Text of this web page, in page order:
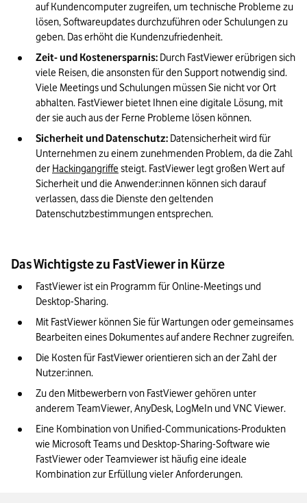
auf Kundencomputer zugreifen, um technische Probleme zu
lösen, Softwareupdates durchzuführen oder Schulungen zu
geben. Das erhöht die Kundenzufriedenheit.
Zeit- und Kostenersparnis: Durch FastViewer erübrigen sich
viele Reisen, die ansonsten für den Support notwendig sind.
Viele Meetings und Schulungen müssen Sie nicht vor Ort
abhalten. FastViewer bietet Ihnen eine digitale Lösung, mit
der sie auch aus der Ferne Probleme lösen können.
Sicherheit und Datenschutz: Datensicherheit wird für
Unternehmen zu einem zunehmenden Problem, da die Zahl
der Hackingangriffe steigt. FastViewer legt großen Wert auf
Sicherheit und die Anwender:innen können sich darauf
verlassen, dass die Dienste den geltenden
Datenschutzbestimmungen entsprechen.
Das Wichtigste zu FastViewer in Kürze
FastViewer ist ein Programm für Online-Meetings und
Desktop-Sharing.
Mit FastViewer können Sie für Wartungen oder gemeinsames
Bearbeiten eines Dokumentes auf andere Rechner zugreifen.
Die Kosten für FastViewer orientieren sich an der Zahl der
Nutzer:innen.
Zu den Mitbewerbern von FastViewer gehören unter
anderem TeamViewer, AnyDesk, LogMeIn und VNC Viewer.
Eine Kombination von Unified-Communications-Produkten
wie Microsoft Teams und Desktop-Sharing-Software wie
FastViewer oder Teamviewer ist häufig eine ideale
Kombination zur Erfüllung vieler Anforderungen.